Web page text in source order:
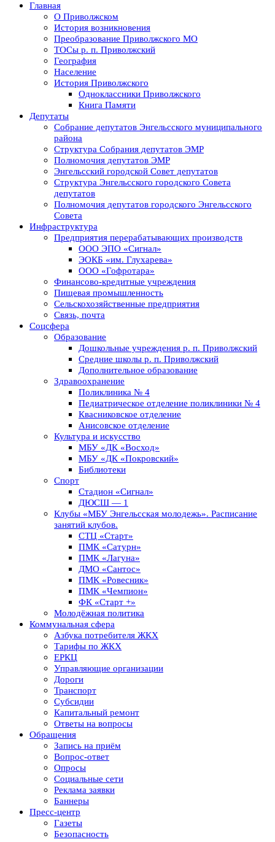
Главная
О Приволжском
История возникновения
Преобразование Приволжского МО
ТОСы р. п. Приволжский
География
Население
История Приволжского
Одноклассники Приволжского
Книга Памяти
Депутаты
Собрание депутатов Энгельсского муниципального
района
Структура Собрания депутатов ЭМР
Полномочия депутатов ЭМР
Энгельсский городской Совет депутатов
Структура Энгельсского городского Совета
депутатов
Полномочия депутатов городского Энгельсского
Совета
Инфраструктура
Предприятия перерабатывающих производств
ООО ЭПО «Сигнал»
ЭОКБ «им. Глухарева»
ООО «Гофротара»
Финансово-кредитные учреждения
Пищевая промышленность
Сельскохозяйственные предприятия
Связь, почта
Соцсфера
Образование
Дошкольные учреждения р. п. Приволжский
Средние школы р. п. Приволжский
Дополнительное образование
Здравоохранение
Поликлиника № 4
Педиатрическое отделение поликлиники № 4
Квасниковское отделение
Анисовское отделение
Культура и искусство
МБУ «ДК «Восход»
МБУ «ДК «Покровский»
Библиотеки
Спорт
Стадион «Сигнал»
ДЮСШ — 1
Клубы «МБУ Энгельсская молодежь». Расписание
занятий клубов.
СТЦ «Старт»
ПМК «Сатурн»
ПМК «Лагуна»
ДМО «Сантос»
ПМК «Ровесник»
ПМК «Чемпион»
ФК «Старт +»
Молодёжная политика
Коммунальная сфера
Азбука потребителя ЖКХ
Тарифы по ЖКХ
ЕРКЦ
Управляющие организации
Дороги
Транспорт
Субсидии
Капитальный ремонт
Ответы на вопросы
Обращения
Запись на приём
Вопрос-ответ
Опросы
Социальные сети
Реклама заявки
Баннеры
Пресс-центр
Газеты
Безопасность